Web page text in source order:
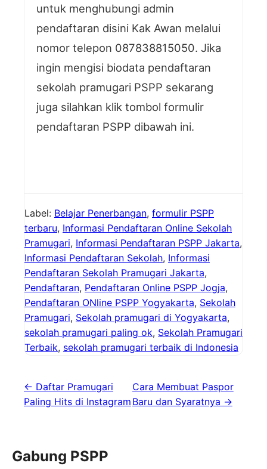
untuk menghubungi admin
pendaftaran disini Kak Awan melalui
nomor telepon 087838815050. Jika
ingin mengisi biodata pendaftaran
sekolah pramugari PSPP sekarang
juga silahkan klik tombol formulir
pendaftaran PSPP dibawah ini.
Label: Belajar Penerbangan, formulir PSPP
terbaru, Informasi Pendaftaran Online Sekolah
Pramugari, Informasi Pendaftaran PSPP Jakarta,
Informasi Pendaftaran Sekolah, Informasi
Pendaftaran Sekolah Pramugari Jakarta,
Pendaftaran, Pendaftaran Online PSPP Jogja,
Pendaftaran ONline PSPP Yogyakarta, Sekolah
Pramugari, Sekolah pramugari di Yogyakarta,
sekolah pramugari paling ok, Sekolah Pramugari
Terbaik, sekolah pramugari terbaik di Indonesia
← Daftar Pramugari
Paling Hits di Instagram
Cara Membuat Paspor
Baru dan Syaratnya →
Gabung PSPP